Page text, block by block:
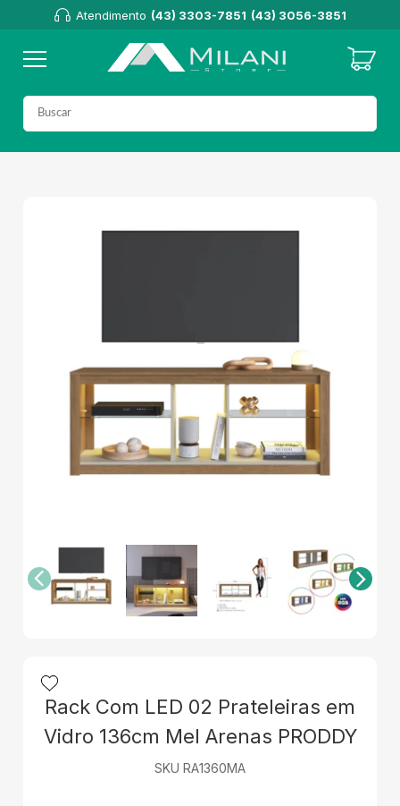
Atendimento (43) 3303-7851 (43) 3056-3851
Rack Com LED 02 Prateleiras em
Vidro 136cm Mel Arenas PRODDY
SKU RA1360MA